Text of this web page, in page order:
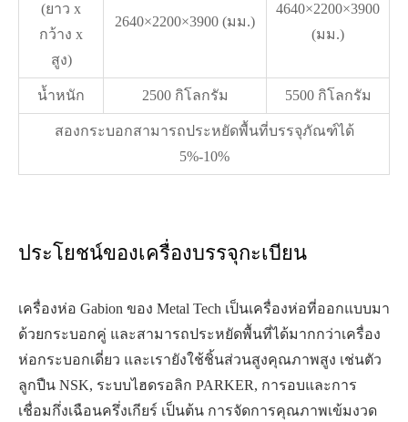
(ยาว x
กว้าง x
สูง)
2640×2200×3900 (มม.)
4640×2200×3900
(มม.)
น้ำหนัก 2500 กิโลกรัม 5500 กิโลกรัม
สองกระบอกสามารถประหยัดพื้นที่บรรจุภัณฑ์ได้
5%-10%
ประโยชน์ของเครื่องบรรจุกะเบียน
เครื่องห่อ Gabion ของ Metal Tech เป็นเครื่องห่อที่ออกแบบมา
ด้วยกระบอกคู่ และสามารถประหยัดพื้นที่ได้มากกว่าเครื่อง
ห่อกระบอกเดี่ยว และเรายังใช้ชิ้นส่วนสูงคุณภาพสูง เช่นตัว
ลูกปืน NSK, ระบบไฮดรอลิก PARKER, การอบและการ
เชื่อมกึ่งเฉือนครึ่งเกียร์ เป็นต้น การจัดการคุณภาพเข้มงวด